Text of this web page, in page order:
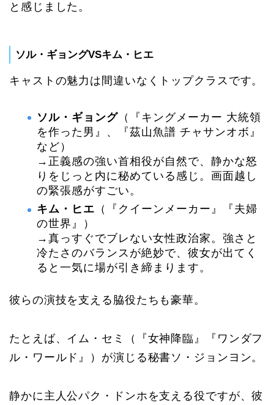
と感じました。
ソル・ギョングVSキム・ヒエ
キャストの魅力は間違いなくトップクラスです。
ソル・ギョング （『キングメーカー 大統領
を作った男』、『茲山魚譜 チャサンオボ』
など）
→正義感の強い首相役が自然で、静かな怒
りをじっと内に秘めている感じ。画面越し
の緊張感がすごい。
キム・ヒエ （『クイーンメーカー』『夫婦
の世界』）
→真っすぐでブレない女性政治家。強さと
冷たさのバランスが絶妙で、彼女が出てく
ると一気に場が引き締まります。
彼らの演技を支える脇役たちも豪華。
たとえば、イム・セミ（『女神降臨』『ワンダフ
ル・ワールド』）が演じる秘書ソ・ジョンヨン。
静かに主人公パク・ドンホを支える役ですが、彼